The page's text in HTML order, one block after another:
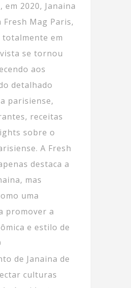
2020, Janaina
Mag Paris,
totalmente em
se tornou
aos
detalhado
parisiense,
receitas
sobre o
A Fresh
destaca a
mas
uma
promover a
e estilo de
de Janaina de
culturas